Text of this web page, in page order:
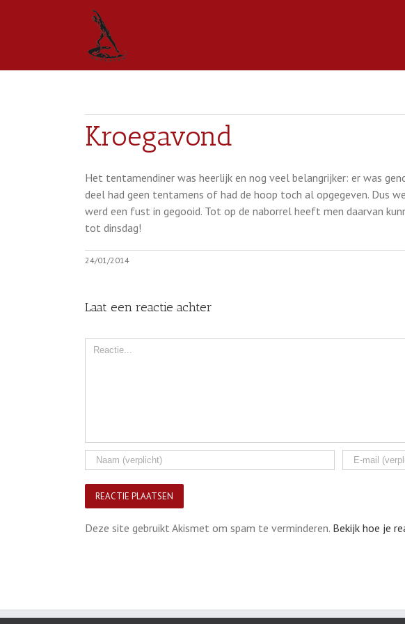
Kroegavond
Het tentamendiner was heerlijk en nog veel belangrijker: er was
deel had geen tentamens of had de hoop toch al opgegeven. Dus
werd een fust in gegooid. Tot op de naborrel heeft men daarvan
tot dinsdag!
24/01/2014
Laat een reactie achter
Comment
Deze site gebruikt Akismet om spam te verminderen. Bekijk hoe je